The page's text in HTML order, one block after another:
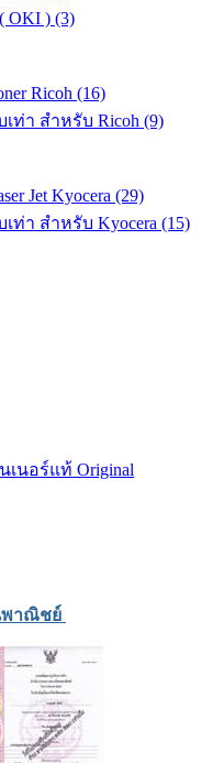
OKI ) (3)
Ricoh (16)
ท่า สำหรับ Ricoh (9)
Jet Kyocera (29)
ท่า สำหรับ Kyocera (15)
เนอร์แท้ Original
พาณิชย์